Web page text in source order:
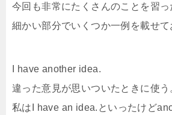
今回も非常にたくさんのことを習っ
細かい部分でいくつか一例を載せて
I have another idea.
違った意見が思いついたときに使う
私はI have an idea.といったけど